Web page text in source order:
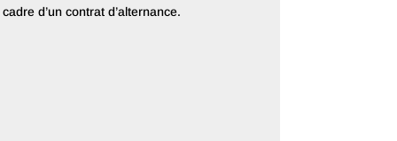
d’un contrat d’alternance.